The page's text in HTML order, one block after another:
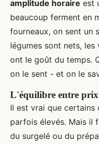
amplitude horaire est
beaucoup ferment en
fourneaux, on sent un
légumes sont nets,
ont le goût du temps.
on le sent - et on le
L'équilibre entre
Il est vrai que
parfois élevés. Mais il
du surgelé ou du